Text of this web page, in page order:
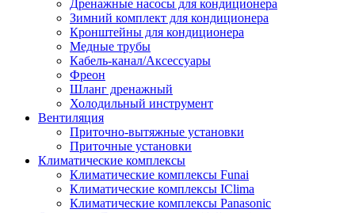
Дренажные насосы для кондиционера
Зимний комплект для кондиционера
Кронштейны для кондиционера
Медные трубы
Кабель-канал/Аксессуары
Фреон
Шланг дренажный
Холодильный инструмент
Вентиляция
Приточно-вытяжные установки
Приточные установки
Климатические комплексы
Климатические комплексы Funai
Климатические комплексы IClima
Климатические комплексы Panasonic